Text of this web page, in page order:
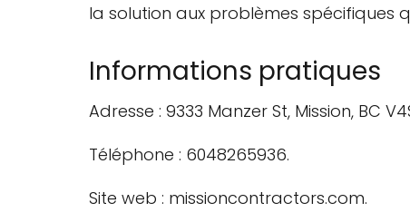
la solution aux problèmes spécifiques
Informations pratiques
Adresse : 9333 Manzer St, Mission, BC
Téléphone : 6048265936.
Site web : missioncontractors.com.